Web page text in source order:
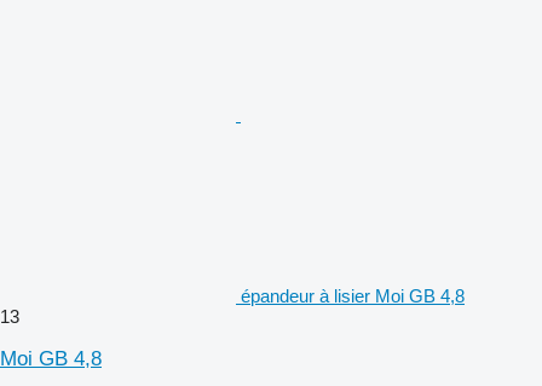
épandeur à lisier Moi GB 4,8
13
Moi GB 4,8